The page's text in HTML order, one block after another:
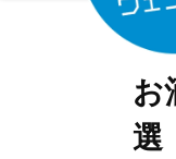
お
選